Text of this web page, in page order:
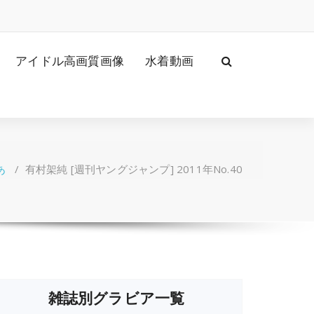
アイドル高画質画像 水着動画
/ 有村架純 [週刊ヤングジャンプ] 2011年No.40
雑誌別グラビア一覧